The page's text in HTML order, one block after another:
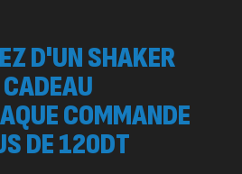
D'UN SHAKER
CADEAU
COMMANDE
DE 120DT